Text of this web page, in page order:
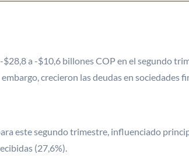
$28,8 a -$10,6 billones COP en el segundo
crecieron las deudas en sociedades
este segundo trimestre, influenciado
(27,6%).